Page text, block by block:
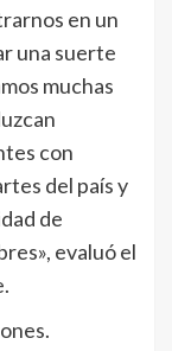
en un
una suerte
muchas
con
del país y
de
evaluó el